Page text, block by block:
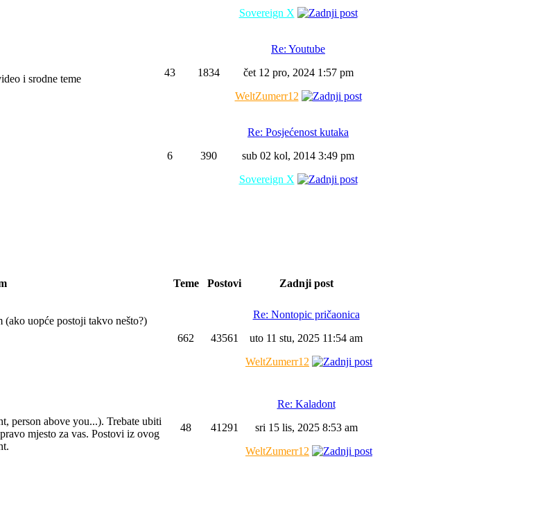
Sovereign X
i srodne teme
43 1834
Re: Youtube
čet 12 pro, 2024 1:57 pm
WeltZumerr12
6 390
Re: Posjećenost kutaka
sub 02 kol, 2014 3:49 pm
Sovereign X
Teme Postovi
Zadnji post
(ako uopće postoji takvo nešto?)
662 43561
Re: Nontopic pričaonica
uto 11 stu, 2025 11:54 am
WeltZumerr12
person above you...). Trebate ubiti
mjesto za vas. Postovi iz ovog
48 41291
Re: Kaladont
sri 15 lis, 2025 8:53 am
WeltZumerr12